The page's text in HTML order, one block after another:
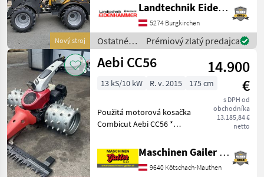
Nový stroj
Eigengewicht 2620 kg
Hubhöhe 290 cm Bauhöhe
233 cm Radladerbreite 150
cm Joystick-Steue
Landtechnik Eidenhammer GmbH
5274 Burgkirchen
Ostatné
poľnohospodárske
silové
Eurotrac
Prémiový zlatý predajca
Aebi CC56
14.900
€
s DPH od
obchodníka
13.185,84 €
netto
13 kS/10 kW R. v. 2015 175 cm
Použitá motorová kosačka
Combicut Aebi CC56 *
výkonom 13 PS, benzínový,
1-valcový * Samostatný
hydrostatický pohon pre
Maschinen Gailer GmbH
9640 Kötschach-Mauthen